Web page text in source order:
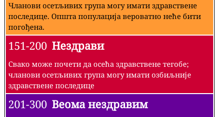
Чланови осетљивих група могу имати здравствене
последице. Општа популација вероватно неће бити
погођена.
151-200 Нездрави
Свако може почети да осећа здравствене тегобе;
чланови осетљивих група могу имати озбиљније
здравствене последице
201-300 Веома нездравим